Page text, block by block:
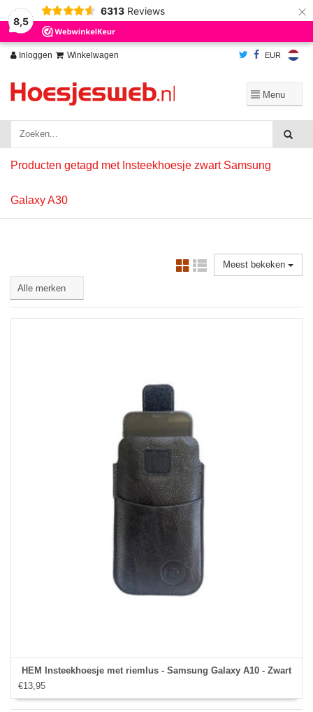
8,5
6313 Reviews ×
Inloggen Winkelwagen EUR
Producten getagd met Insteekhoesje zwart Samsung
Galaxy A30
Meest bekeken
HEM Insteekhoesje met riemlus - Samsung Galaxy A10 - Zwart
€13,95
Wij slaan cookies op om onze website te verbeteren. Is dat akkoord?
Ja
Nee